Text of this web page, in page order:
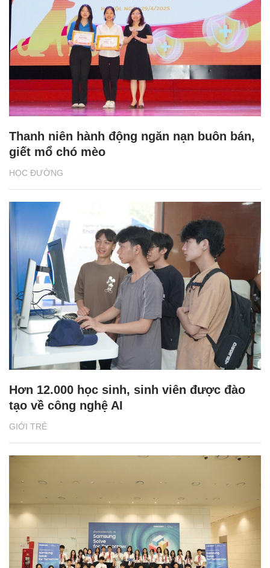
HỌC ĐƯỜNG
Thanh niên hành động ngăn nạn buôn bán,
giết mổ chó mèo
GIỚI TRẺ
Hơn 12.000 học sinh, sinh viên được đào
tạo về công nghệ AI